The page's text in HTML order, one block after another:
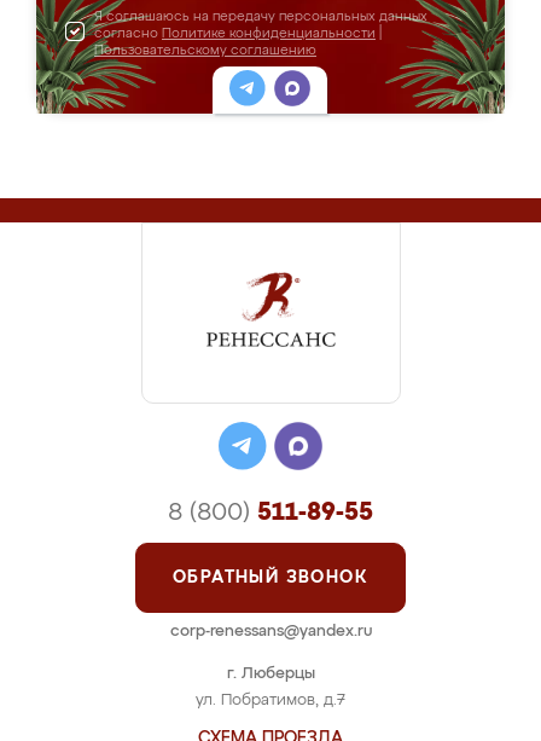
Я соглашаюсь на передачу персональных данных
согласно Политике конфиденциальности
Пользовательскому соглашению
г. Люберцы
ул. Побратимов, д.7
8 (800) 511-89-55
ОБРАТНЫЙ ЗВОНОК
corp-renessans@yandex.ru